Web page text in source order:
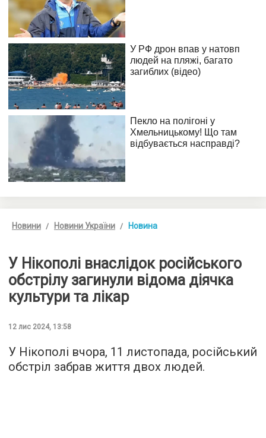
Новини Новини України Новина
У Нікополі внаслідок російського
обстрілу загинули відома діячка
культури та лікар
12 лис 2024, 13:58
У Нікополі вчора, 11 листопада, російський
обстріл забрав життя двох людей.